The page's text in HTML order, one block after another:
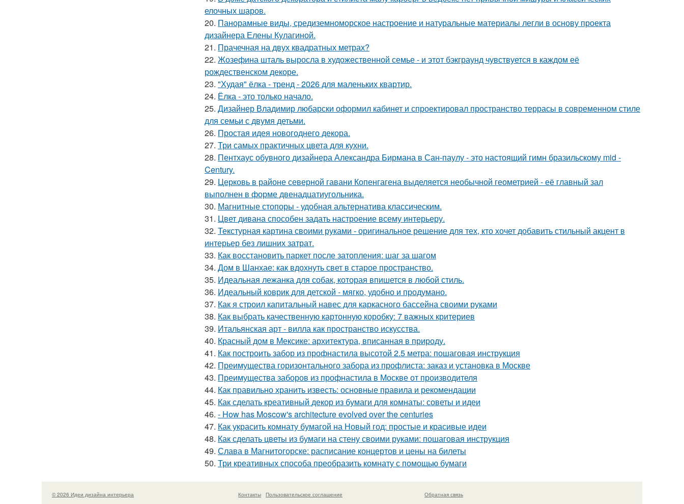
елочных шаров.
20. Панорамные виды, средиземноморское настроение и натуральные материалы легли в основу проекта
дизайнера Елены Кулагиной.
21. Прачечная на двух квадратных метрах?
22. Жозефина шталь выросла в художественной семье - и этот бэкграунд чувствуется в каждом её
рождественском декоре.
23. "Худая" ёлка - тренд - 2026 для маленьких квартир.
24. Ёлка - это только начало.
25. Дизайнер Владимир любарски оформил кабинет и спроектировал пространство террасы в современном стиле
для семьи с двумя детьми.
26. Простая идея новогоднего декора.
27. Три самых практичных цвета для кухни.
28. Пентхаус обувного дизайнера Александра Бирмана в Сан-паулу - это настоящий гимн бразильскому mid -
Century.
29. Церковь в районе северной гавани Копенгагена выделяется необычной геометрией - её главный зал
выполнен в форме двенадцатиугольника.
30. Магнитные стопоры - удобная альтернатива классическим.
31. Цвет дивана способен задать настроение всему интерьеру.
32. Текстурная картина своими руками - оригинальное решение для тех, кто хочет добавить стильный акцент в
интерьер без лишних затрат.
33. Как восстановить паркет после затопления: шаг за шагом
34. Дом в Шанхае: как вдохнуть свет в старое пространство.
35. Идеальная лежанка для собак, которая впишется в любой стиль.
36. Идеальный коврик для детской - мягко, удобно и продумано.
37. Как я строил капитальный навес для каркасного бассейна своими руками
38. Как выбрать качественную картонную коробку: 7 важных критериев
39. Итальянская арт - вилла как пространство искусства.
40. Красный дом в Мексике: архитектура, вписанная в природу.
41. Как построить забор из профнастила высотой 2.5 метра: пошаговая инструкция
42. Преимущества горизонтального забора из профлиста: заказ и установка в Москве
43. Преимущества заборов из профнастила в Москве от производителя
44. Как правильно хранить известь: основные правила и рекомендации
45. Как сделать креативный декор из бумаги для комнаты: советы и идеи
46. - How has Moscow's architecture evolved over the centuries
47. Как украсить комнату бумагой на Новый год: простые и красивые идеи
48. Как сделать цветы из бумаги на стену своими руками: пошаговая инструкция
49. Слава в Магнитогорске: расписание концертов и цены на билеты
50. Три креативных способа преобразить комнату с помощью бумаги
© 2026 Идеи дизайна интерьера Контакты
Пользовательское соглашение
Обратная связь